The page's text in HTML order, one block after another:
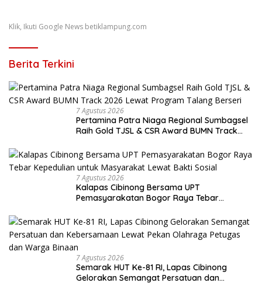
Klik, Ikuti Google News betiklampung.com
Berita Terkini
7 Agustus 2026
Pertamina Patra Niaga Regional Sumbagsel
Raih Gold TJSL & CSR Award BUMN Track
7 Agustus 2026
Kalapas Cibinong Bersama UPT
Pemasyarakatan Bogor Raya Tebar
Sosial
7 Agustus 2026
Semarak HUT Ke-81 RI, Lapas Cibinong
Gelorakan Semangat Persatuan dan